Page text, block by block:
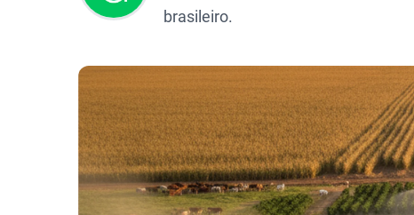
brasileiro.